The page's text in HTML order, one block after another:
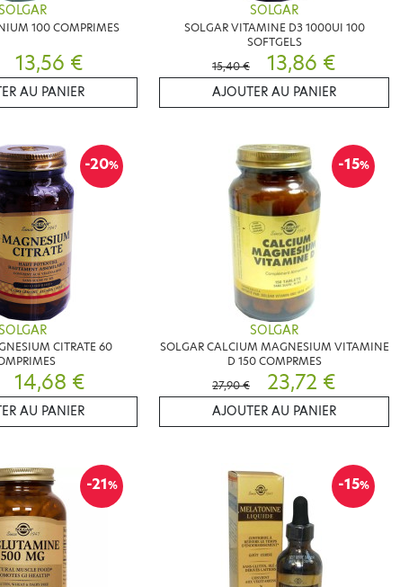
100 COMPRIMES
13,56 €
AU PANIER
SOLGAR
SOLGAR VITAMINE D3 1000UI 100
SOFTGELS
15,40 €
13,86 €
AJOUTER AU PANIER
-20%
CITRATE 60
14,68 €
AU PANIER
-15%
SOLGAR
SOLGAR CALCIUM MAGNESIUM VITAMINE
D 150 COMPRMES
27,90 €
23,72 €
AJOUTER AU PANIER
-21% -15%